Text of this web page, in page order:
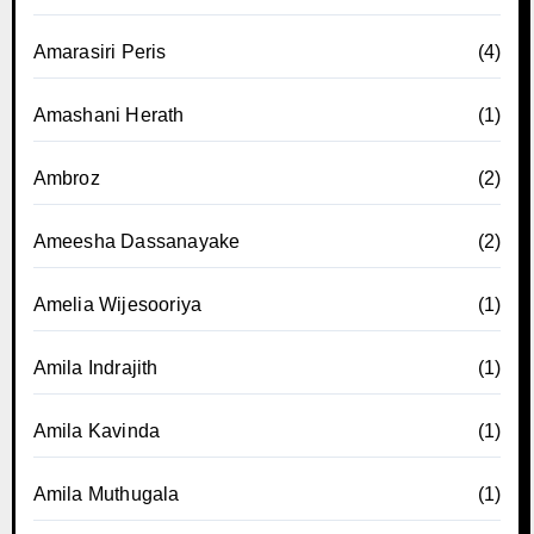
Amarasiri Peris (4)
Amashani Herath (1)
Ambroz (2)
Ameesha Dassanayake (2)
Amelia Wijesooriya (1)
Amila Indrajith (1)
Amila Kavinda (1)
Amila Muthugala (1)